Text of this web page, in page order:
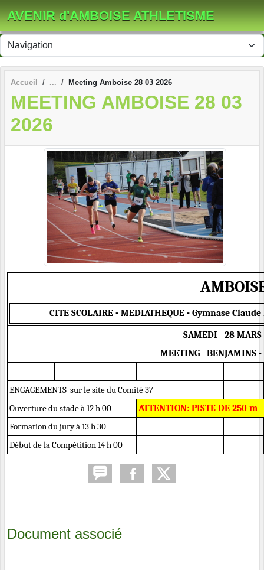
AVENIR d'AMBOISE ATHLETISME
Accueil Meeting Amboise 28 03 2026
MEETING AMBOISE 28 03
2026
CITE SCOLAIRE - MEDIATHEQUE - Gymnase
SAMEDI 28 MARS
MEETING BENJAMINS
ENGAGEMENTS sur le site du Comité 37
Ouverture du stade à 12 h 00
ATTENTION: PISTE DE 250 m
Formation du jury à 13 h 30
Début de la Compétition 14 h 00
Document associé